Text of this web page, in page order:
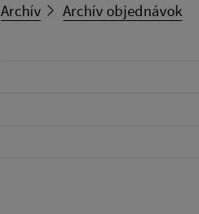
Archív Archív objednávok